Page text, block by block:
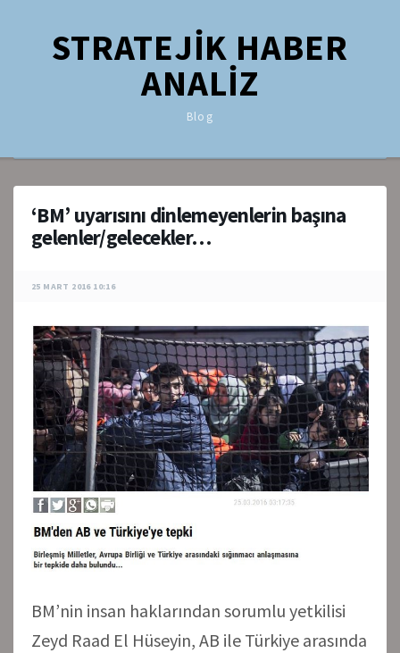
STRATEJİK HABER
ANALİZ
Blog
‘BM’ uyarısını dinlemeyenlerin başına
gelenler/gelecekler…
25 MART 2016 10:16
BM’nin insan haklarından sorumlu yetkilisi
Zeyd Raad El Hüseyin, AB ile Türkiye arasında